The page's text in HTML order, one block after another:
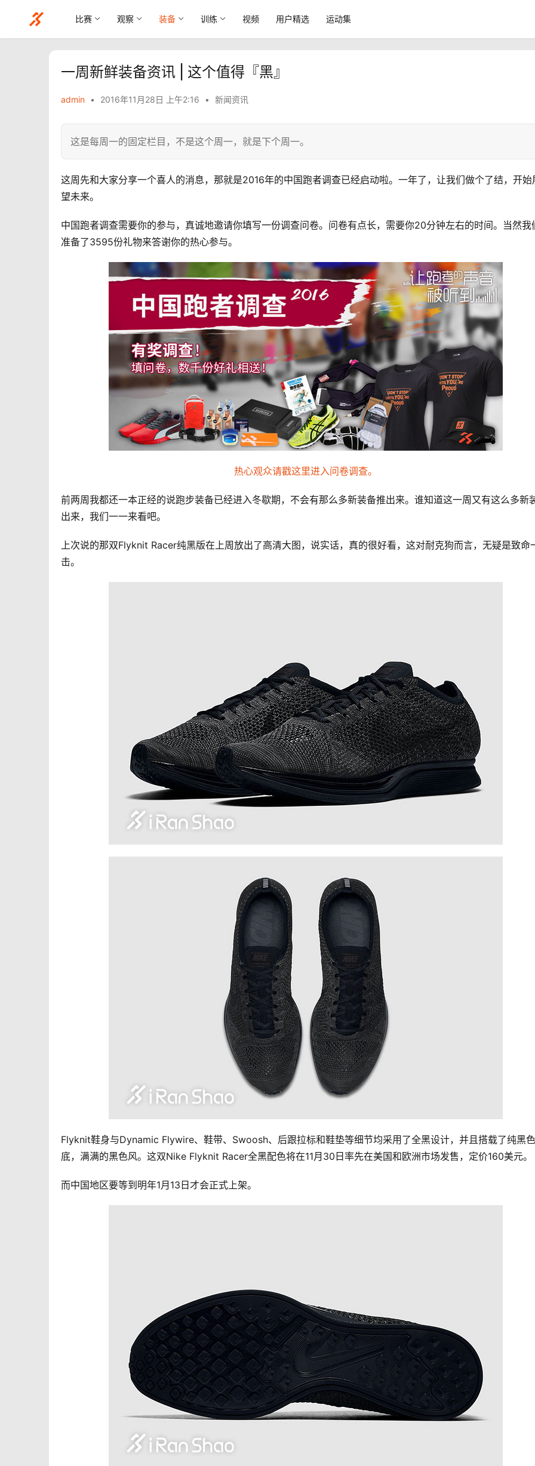
比赛 观察 装备 训练 视频 用户精选 运动集
一周新鲜装备资讯 | 这个值得『黑』
admin • 2016年11月28日 上午2:16 • 新闻资讯
这是每周一的固定栏目，不是这个周一，就是下个周一。
这周先和大家分享一个喜人的消息，那就是2016年的中国跑者调查已经启动啦。一年了，让我们做个了结，开始
望未来。
中国跑者调查需要你的参与，真诚地邀请你填写一份调查问卷。问卷有点长，需要你20分钟左右的时间。当然我
准备了3595份礼物来答谢你的热心参与。
热心观众请戳这里进入问卷调查。
前两周我都还一本正经的说跑步装备已经进入冬歇期，不会有那么多新装备推出来。谁知道这一周又有这么多新
出来，我们一一来看吧。
上次说的那双Flyknit Racer纯黑版在上周放出了高清大图，说实话，真的很好看，这对耐克狗而言，无疑是致命
击。
Flyknit鞋身与Dynamic Flywire、鞋带、Swoosh、后跟拉标和鞋垫等细节均采用了全黑设计，并且搭载了纯黑
底，满满的黑色风。这双Nike Flyknit Racer全黑配色将在11月30日率先在美国和欧洲市场发售，定价160美元。
而中国地区要等到明年1月13日才会正式上架。